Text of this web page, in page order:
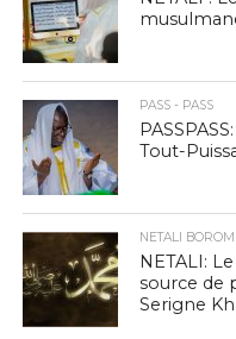
PASS - PASS
Tout-
NETALI
NETALI:
source de
Serigne